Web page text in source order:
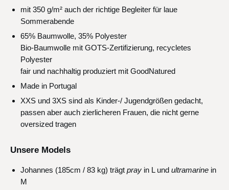
mit 350 g/m² auch der richtige Begleiter für laue
Sommerabende
65% Baumwolle, 35% Polyester
Bio-Baumwolle mit GOTS-Zertifizierung, recycletes
Polyester
fair und nachhaltig produziert mit GoodNatured
Made in Portugal
XXS und 3XS sind als Kinder-/ Jugendgrößen gedacht,
passen aber auch zierlicheren Frauen, die nicht gerne
oversized tragen
Unsere Models
Johannes (185cm / 83 kg) trägt pray in L und ultramarine in
M